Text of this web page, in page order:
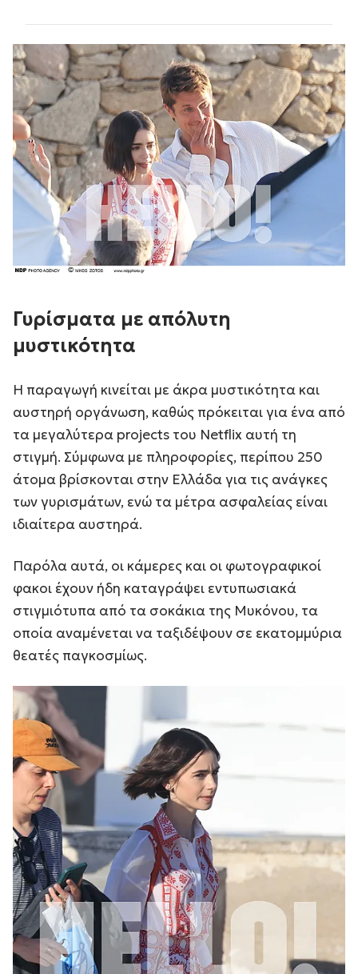
Γυρίσματα με απόλυτη
μυστικότητα
Η παραγωγή κινείται με άκρα μυστικότητα και
αυστηρή οργάνωση, καθώς πρόκειται για ένα από
τα μεγαλύτερα projects του Netflix αυτή τη
στιγμή. Σύμφωνα με πληροφορίες, περίπου 250
άτομα βρίσκονται στην Ελλάδα για τις ανάγκες
των γυρισμάτων, ενώ τα μέτρα ασφαλείας είναι
ιδιαίτερα αυστηρά.
Παρόλα αυτά, οι κάμερες και οι φωτογραφικοί
φακοι έχουν ήδη καταγράψει εντυπωσιακά
στιγμιότυπα από τα σοκάκια της Μυκόνου, τα
οποία αναμένεται να ταξιδέψουν σε εκατομμύρια
θεατές παγκοσμίως.